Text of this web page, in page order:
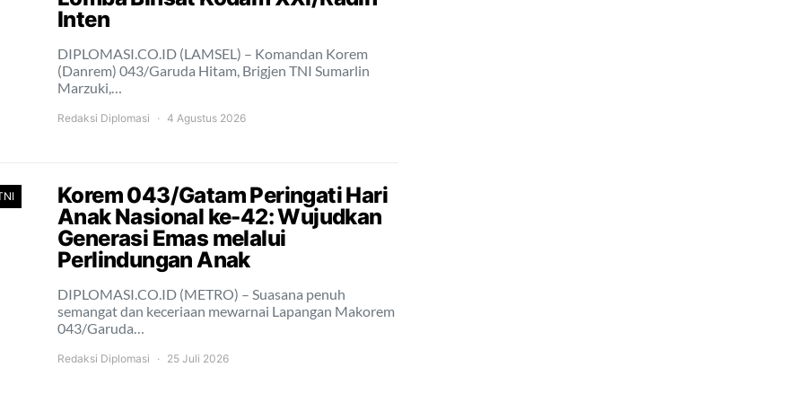
Inten
DIPLOMASI.CO.ID (LAMSEL) – Komandan Korem
(Danrem) 043/Garuda Hitam, Brigjen TNI Sumarlin
Marzuki,…
Redaksi Diplomasi 4 Agustus 2026
Korem 043/Gatam Peringati Hari
Anak Nasional ke-42: Wujudkan
Generasi Emas melalui
Perlindungan Anak
DIPLOMASI.CO.ID (METRO) – Suasana penuh
semangat dan keceriaan mewarnai Lapangan Makorem
043/Garuda…
Redaksi Diplomasi 25 Juli 2026